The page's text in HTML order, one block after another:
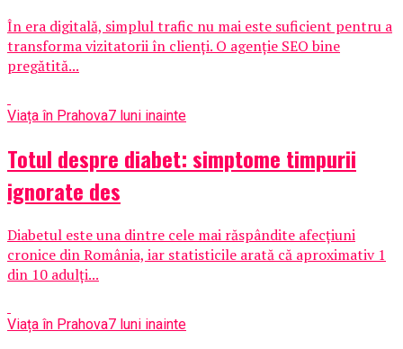
În era digitală, simplul trafic nu mai este suficient pentru a
transforma vizitatorii în clienți. O agenție SEO bine
pregătită...
Viața în Prahova7 luni inainte
Totul despre diabet: simptome timpurii
ignorate des
Diabetul este una dintre cele mai răspândite afecţiuni
cronice din România, iar statisticile arată că aproximativ 1
din 10 adulţi...
Viața în Prahova7 luni inainte